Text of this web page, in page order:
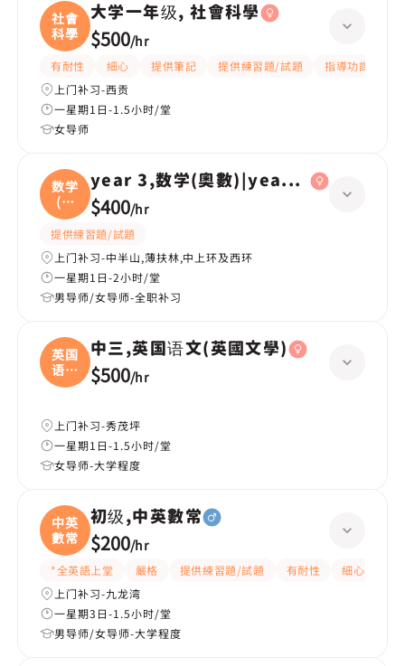
社會
科學
大学一年级, 社會科學
$500/hr
有耐性 細心 提供筆記 提供練習題/試題 指導功課
上门补习-西贡
一星期1日-1.5小时/堂
女导师
数学
(奧
數
year 3,数学(奧數)|year 2,数学(奧數)
$400/hr
提供練習題/試題
上门补习-中半山,薄扶林,中上环及西环
一星期1日-2小时/堂
男导师/女导师-全职补习
英国
语文
(
中三,英国语文(英國文學)
$500/hr
上门补习-秀茂坪
一星期1日-1.5小时/堂
女导师-大学程度
中英
數常
初级,中英數常
$200/hr
*全英語上堂 嚴格 提供練習題/試題 有耐性 細心
上门补习-九龙湾
一星期3日-1.5小时/堂
男导师/女导师-大学程度